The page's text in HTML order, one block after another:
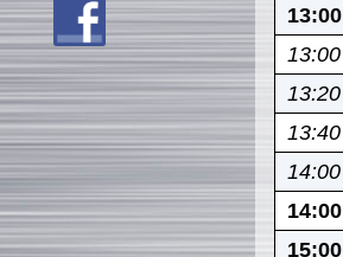
13:00
13:00
13:20
13:40
14:00
14:00
15:00